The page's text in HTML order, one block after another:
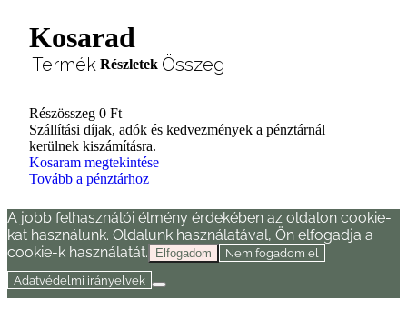
Kosarad
Termékek
a
kosárban
Termék Részletek Összeg
Részösszeg 0 Ft
Szállítási díjak, adók és kedvezmények a pénztárnál
kerülnek kiszámításra.
Kosaram megtekintése
Tovább a pénztárhoz
A jobb felhasználói élmény érdekében az oldalon cookie-
kat használunk. Oldalunk használatával, Ön elfogadja a
cookie-k használatát.
Elfogadom
Nem fogadom el
Adatvédelmi irányelvek